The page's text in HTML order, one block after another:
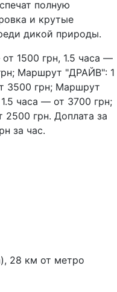
полную
и крутые
дикой природы.
1500 грн, 1.5 часа —
Маршрут "ДРАЙВ": 1
3500 грн; Маршрут
часа — от 3700 грн;
грн. Доплата за
за час.
28 км от метро